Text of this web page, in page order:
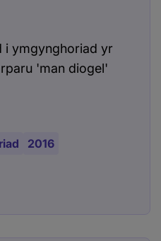
i ymgynghoriad yr
'man diogel'
2016